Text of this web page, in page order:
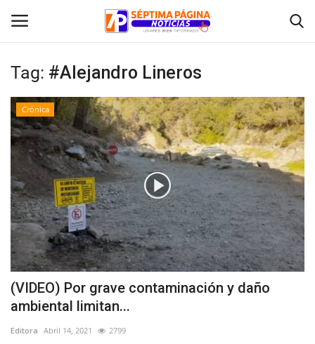
Inicio
Crónica
Policial
Tribunales
Deporte
Política
Espectáculos
Tag: #Alejandro Lineros
Crónica
(VIDEO) Por grave contaminación y daño
ambiental limitan...
Editora Abril 14, 2021 2799